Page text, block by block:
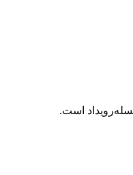
است.